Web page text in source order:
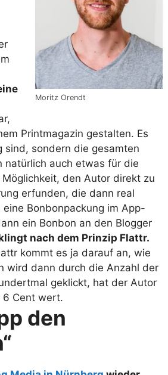
Moritz Orendt
Printmagazin gestalten. Es
sind, sondern die gesamten
natürlich auch etwas für die
den Autor direkt zu
erfunden, die dann real
Bonbonpackung im App-
ein Bonbon an den Blogger
nach dem Prinzip Flattr.
kommt es ja darauf an, wie
wird dann durch die Anzahl der
geklickt, hat der Autor
6 Cent wert.
den